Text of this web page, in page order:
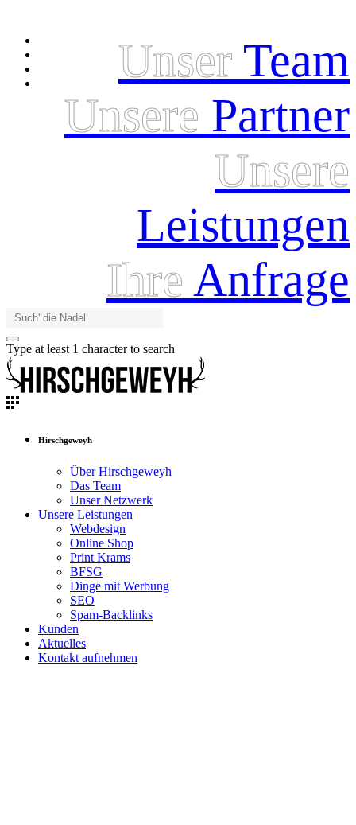
Unser Team
Unsere Partner
Unsere
Leistungen
Ihre Anfrage
Type at least 1 character to search
Hirschgeweyh
Über Hirschgeweyh
Das Team
Unser Netzwerk
Unsere Leistungen
Webdesign
Online Shop
Print Krams
BFSG
Dinge mit Werbung
SEO
Spam-Backlinks
Kunden
Aktuelles
Kontakt aufnehmen